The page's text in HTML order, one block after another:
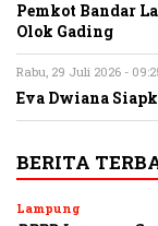
Pemkot Bandar
Olok Gading
Rabu, 29 Juli 2026 -
Eva Dwiana
BERITA
Lampung